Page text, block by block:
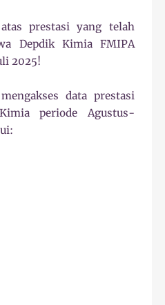
prestasi yang telah
Depdik Kimia FMIPA
2025!
data prestasi
periode Agustus-